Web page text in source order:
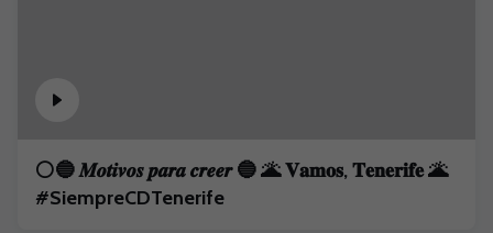
⚪🔵 𝑴𝒐𝒕𝒊𝒗𝒐𝒔 𝒑𝒂𝒓𝒂 𝒄𝒓𝒆𝒆𝒓 🔵 🌋 𝐕𝐚𝐦𝐨𝐬, 𝐓𝐞𝐧𝐞𝐫𝐢𝐟𝐞 🌋
#SiempreCDTenerife